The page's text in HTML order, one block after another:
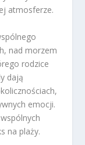
atmosferze.
nad morzem
rodzice
dają
emocji.
na plaży.